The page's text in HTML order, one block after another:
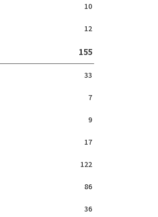
10
12
155
33
7
9
17
122
86
36